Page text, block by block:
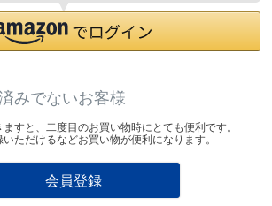
みでないお客様
すと、二度目のお買い物時にとても便利です。
ただけるなどお買い物が便利になります。
会員登録